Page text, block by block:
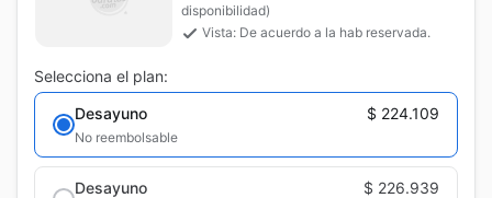
disponibilidad)
Vista: De acuerdo a la hab reservada.
Selecciona el plan:
Desayuno
$ 224.109
No reembolsable
Desayuno $ 226.939